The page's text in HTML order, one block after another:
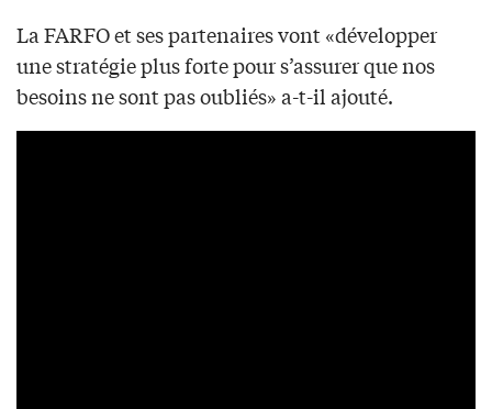
La FARFO et ses partenaires vont «développer
une stratégie plus forte pour s’assurer que nos
besoins ne sont pas oubliés» a-t-il ajouté.